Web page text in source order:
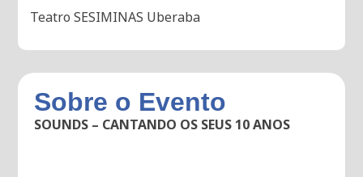
Teatro SESIMINAS Uberaba
Sobre o Evento
SOUNDS – CANTANDO OS SEUS 10 ANOS